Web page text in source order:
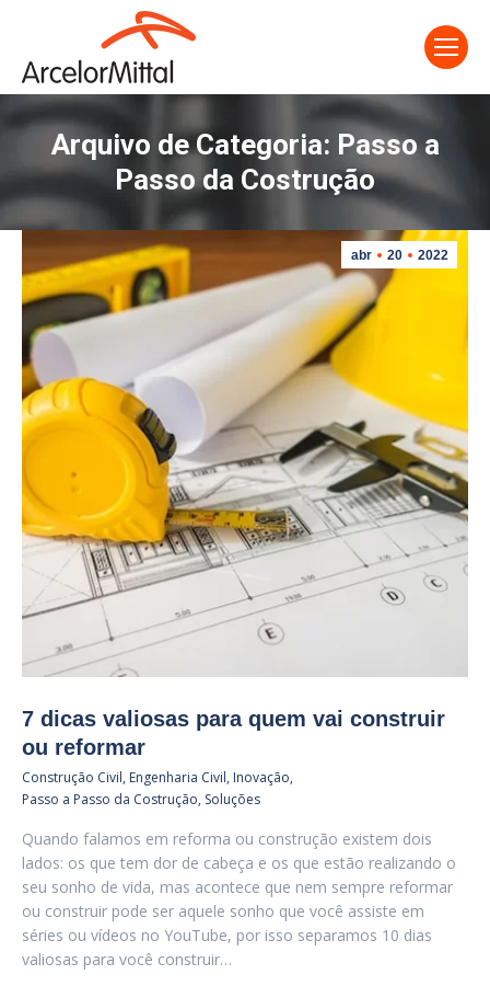
Arquivo de Categoria: Passo a
Passo da Costrução
abr 20 2022
7 dicas valiosas para quem vai construir
ou reformar
Construção Civil, Engenharia Civil, Inovação,
Passo a Passo da Costrução, Soluções
Quando falamos em reforma ou construção existem dois
lados: os que tem dor de cabeça e os que estão realizando o
seu sonho de vida, mas acontece que nem sempre reformar
ou construir pode ser aquele sonho que você assiste em
séries ou vídeos no YouTube, por isso separamos 10 dias
valiosas para você construir…